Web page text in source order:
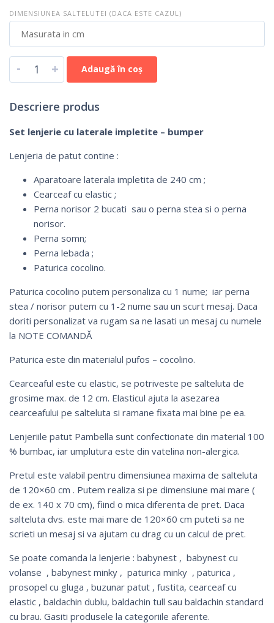
DIMENSIUNEA SALTELUTEI (DACA ESTE CAZUL)
- + Adaugă în coș
Descriere produs
Set lenjerie cu laterale impletite – bumper
Lenjeria de patut contine :
Aparatoare laterala impletita de 240 cm ;
Cearceaf cu elastic ;
Perna norisor 2 bucati sau o perna stea si o perna
norisor.
Perna somn;
Perna lebada ;
Paturica cocolino.
Paturica cocolino putem personaliza cu 1 nume; iar perna
stea / norisor putem cu 1-2 nume sau un scurt mesaj. Daca
doriti personalizat va rugam sa ne lasati un mesaj cu numele
la NOTE COMANDĂ
Paturica este din materialul pufos – cocolino.
Cearceaful este cu elastic, se potriveste pe salteluta de
grosime max. de 12 cm. Elasticul ajuta la asezarea
cearceafului pe salteluta si ramane fixata mai bine pe ea.
Lenjeriile patut Pambella sunt confectionate din material 100
% bumbac, iar umplutura este din vatelina non-alergica.
Pretul este valabil pentru dimensiunea maxima de salteluta
de 120×60 cm . Putem realiza si pe dimensiune mai mare (
de ex. 140 x 70 cm), fiind o mica diferenta de pret. Daca
salteluta dvs. este mai mare de 120×60 cm puteti sa ne
scrieti un mesaj si va ajutam cu drag cu un calcul de pret.
Se poate comanda la lenjerie : babynest , babynest cu
volanse , babynest minky , paturica minky , paturica ,
prosopel cu gluga , buzunar patut , fustita, cearceaf cu
elastic , baldachin dublu, baldachin tull sau baldachin standard
cu brau. Gasiti produsele la categoriile aferente.